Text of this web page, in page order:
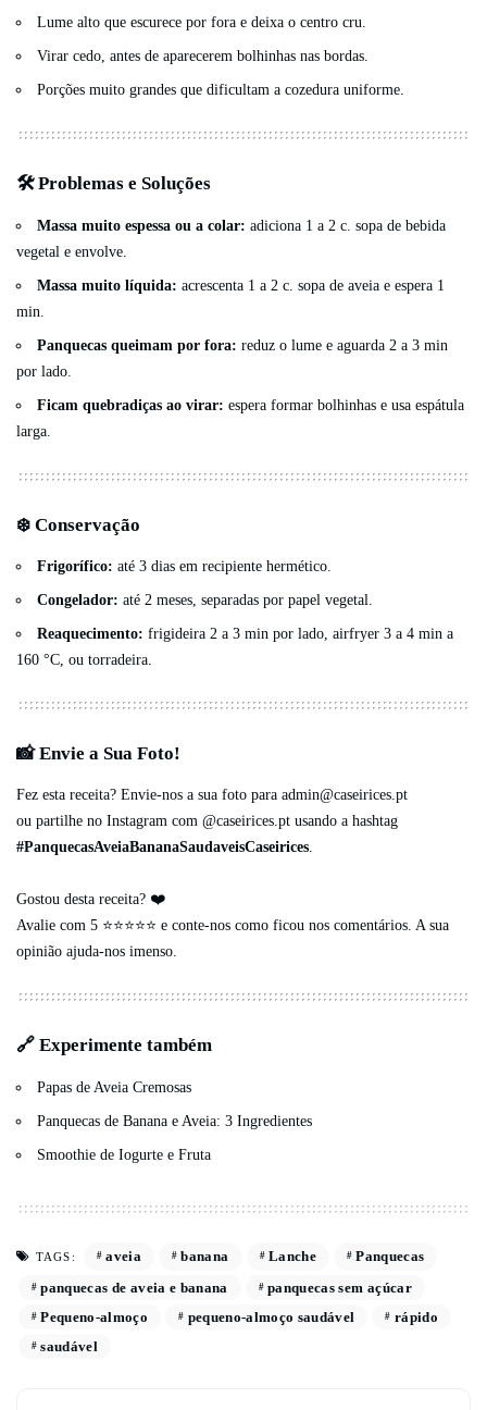
Lume alto que escurece por fora e deixa o centro cru.
Virar cedo, antes de aparecerem bolhinhas nas bordas.
Porções muito grandes que dificultam a cozedura uniforme.
🛠️ Problemas e Soluções
Massa muito espessa ou a colar: adiciona 1 a 2 c. sopa de bebida
vegetal e envolve.
Massa muito líquida: acrescenta 1 a 2 c. sopa de aveia e espera 1
min.
Panquecas queimam por fora: reduz o lume e aguarda 2 a 3 min
por lado.
Ficam quebradiças ao virar: espera formar bolhinhas e usa espátula
larga.
❄️ Conservação
Frigorífico: até 3 dias em recipiente hermético.
Congelador: até 2 meses, separadas por papel vegetal.
Reaquecimento: frigideira 2 a 3 min por lado, airfryer 3 a 4 min a
160 °C, ou torradeira.
📸 Envie a Sua Foto!
Fez esta receita? Envie-nos a sua foto para admin@caseirices.pt
ou partilhe no Instagram com @caseirices.pt usando a hashtag
#PanquecasAveiaBananaSaudaveisCaseirices.
Gostou desta receita? ❤️
Avalie com 5 ⭐️⭐️⭐️⭐️⭐️ e conte-nos como ficou nos comentários. A sua
opinião ajuda-nos imenso.
🔗 Experimente também
Papas de Aveia Cremosas
Panquecas de Banana e Aveia: 3 Ingredientes
Smoothie de Iogurte e Fruta
TAGS: aveia banana Lanche
Panquecas
panquecas de aveia e banana
panquecas sem açúcar
Pequeno-almoço
pequeno-almoço saudável
rápido
saudável